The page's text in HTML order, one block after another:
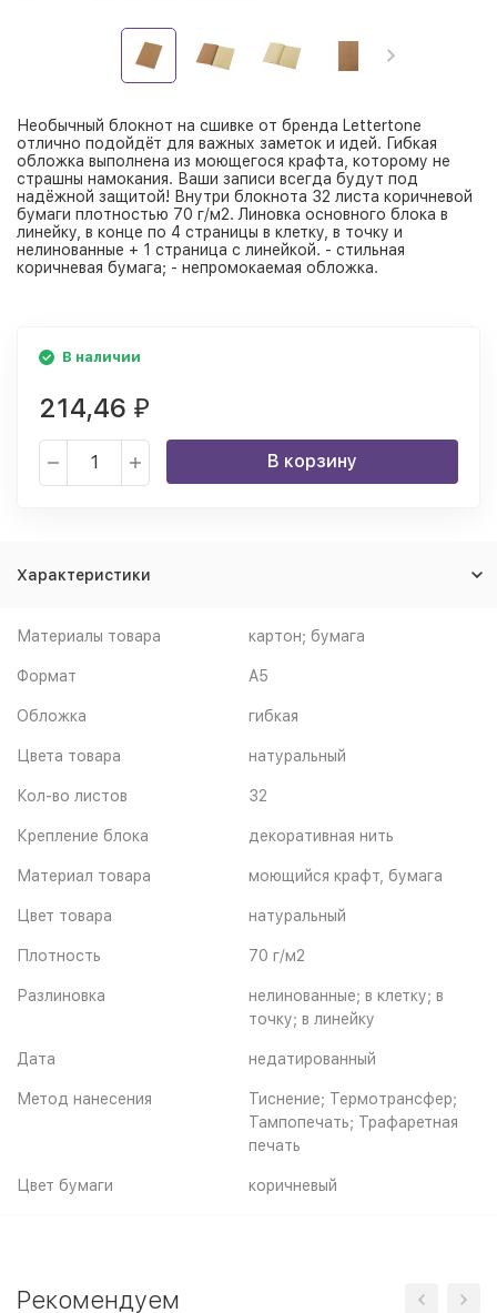
Необычный блокнот на сшивке от бренда Lettertone
отлично подойдёт для важных заметок и идей. Гибкая
обложка выполнена из моющегося крафта, которому не
страшны намокания. Ваши записи всегда будут под
надёжной защитой! Внутри блокнота 32 листа коричневой
бумаги плотностью 70 г/м2. Линовка основного блока в
линейку, в конце по 4 страницы в клетку, в точку и
нелинованные + 1 страница с линейкой. - стильная
коричневая бумага; - непромокаемая обложка.
В наличии
214,46 ₽
В корзину
Характеристики
Материалы товара картон; бумага
Формат A5
Обложка гибкая
Цвета товара натуральный
Кол-во листов 32
Крепление блока декоративная нить
Материал товара моющийся крафт, бумага
Цвет товара натуральный
Плотность 70 г/м2
Разлиновка
нелинованные; в клетку; в
точку; в линейку
Дата недатированный
Метод нанесения
Тиснение; Термотрансфер;
Тампопечать; Трафаретная
печать
Цвет бумаги коричневый
Рекомендуем